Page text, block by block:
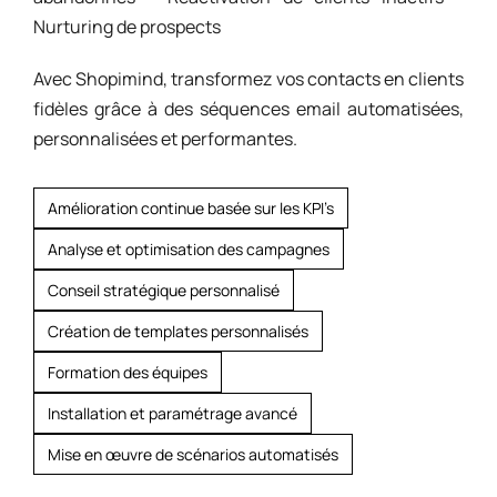
Nurturing de prospects
Avec Shopimind, transformez vos contacts en clients
fidèles grâce à des séquences email automatisées,
personnalisées et performantes.
Amélioration continue basée sur les KPI’s
Analyse et optimisation des campagnes
Conseil stratégique personnalisé
Création de templates personnalisés
Formation des équipes
Installation et paramétrage avancé
Mise en œuvre de scénarios automatisés